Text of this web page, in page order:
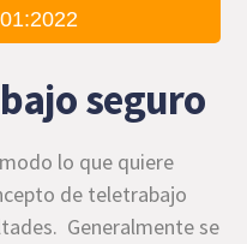
seguro
lo que quiere
de teletrabajo
Generalmente se